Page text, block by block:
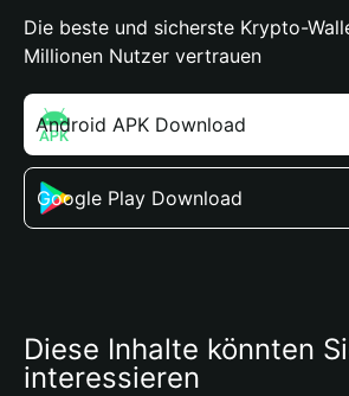
Die beste und sicherste Krypto-
Millionen Nutzer vertrauen
Android APK Download
Google Play Download
Diese Inhalte könnten
interessieren